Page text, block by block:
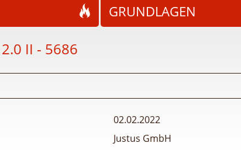
GRUNDLAGEN
II - 5686
02.02.2022
Justus GmbH